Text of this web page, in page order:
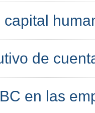
de
en las